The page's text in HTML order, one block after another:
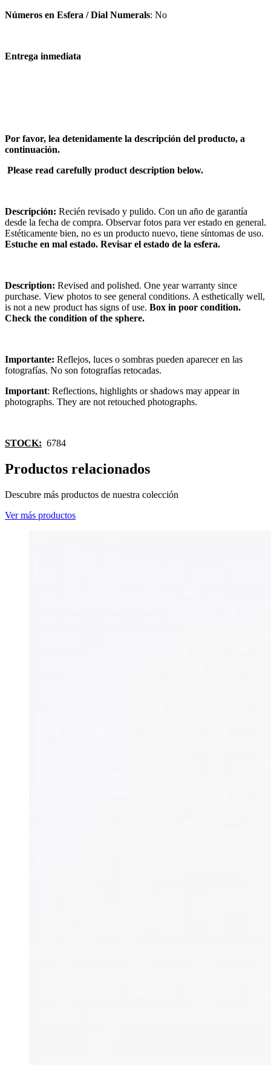
Números en Esfera / Dial Numerals: No
Entrega inmediata
Por favor, lea detenidamente la descripción del producto, a
continuación.
Please read carefully product description below.
Descripción: Recién revisado y pulido. Con un año de garantía
desde la fecha de compra. Observar fotos para ver estado en general.
Estéticamente bien, no es un producto nuevo, tiene síntomas de uso.
Estuche en mal estado. Revisar el estado de la esfera.
Description: Revised and polished. One year warranty since
purchase. View photos to see general conditions. A esthetically well,
is not a new product has signs of use. Box in poor condition.
Check the condition of the sphere.
Importante: Reflejos, luces o sombras pueden aparecer en las
fotografías. No son fotografías retocadas.
Important: Reflections, highlights or shadows may appear in
photographs. They are not retouched photographs.
STOCK: 6784
Productos relacionados
Descubre más productos de nuestra colección
Ver más productos